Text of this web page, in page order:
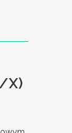
X)